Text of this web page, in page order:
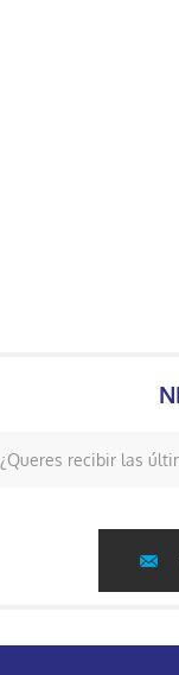
¿Queres recibir las